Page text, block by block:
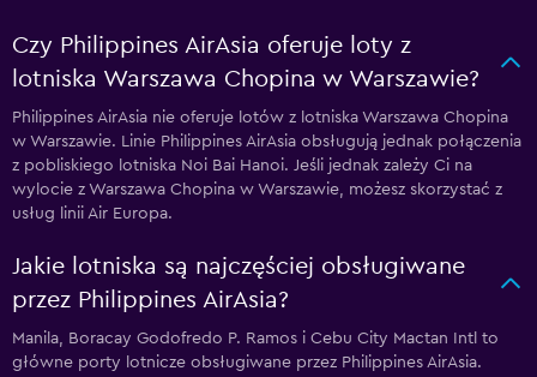
Czy Philippines AirAsia oferuje loty z
lotniska Warszawa Chopina w Warszawie?
Philippines AirAsia nie oferuje lotów z lotniska Warszawa Chopina
w Warszawie. Linie Philippines AirAsia obsługują jednak połączenia
z pobliskiego lotniska Noi Bai Hanoi. Jeśli jednak zależy Ci na
wylocie z Warszawa Chopina w Warszawie, możesz skorzystać z
usług linii Air Europa.
Jakie lotniska są najczęściej obsługiwane
przez Philippines AirAsia?
Manila, Boracay Godofredo P. Ramos i Cebu City Mactan Intl to
główne porty lotnicze obsługiwane przez Philippines AirAsia.